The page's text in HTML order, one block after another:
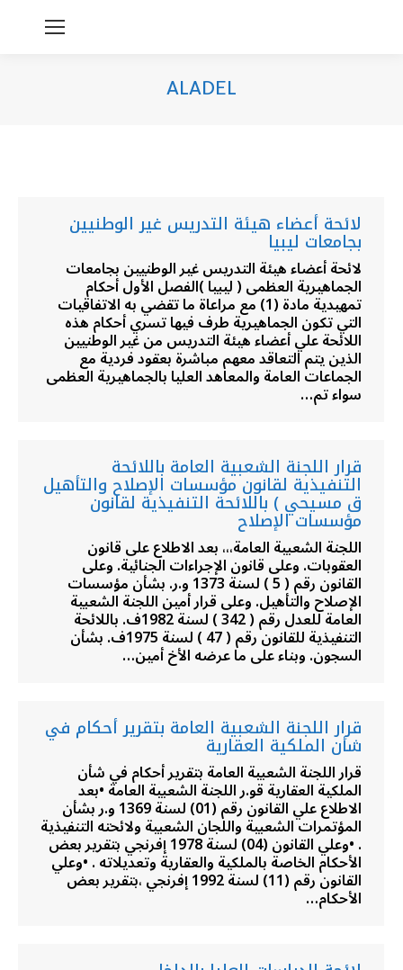
ALADEL
لائحة أعضاء هيئة التدريس غير الوطنيين
بجامعات ليبيا
لائحة أعضاء هيئة التدريس غير الوطنيين بجامعات
الجماهيرية العظمى ( ليبيا )الفصل الأول أحكام
تمهيدية مادة (1) مع مراعاة ما تقضي به الاتفاقيات
التي تكون الجماهيرية طرف فيها تسري أحكام هذه
اللائحة علي أعضاء هيئة التدريس من غير الوطنيين
الذين يتم التعاقد معهم مباشرة بعقود فردية مع
الجماعات العامة والمعاهد العليا بالجماهيرية العظمى
سواء تم…
قرار اللجنة الشعبية العامة باللائحة
التنفيذية لقانون مؤسسات الإصلاح والتأهيل
ق مسيحي ) باللائحة التنفيذية لقانون
مؤسسات الإصلاح
اللجنة الشعبية العامة،،، بعد الاطلاع على قانون
العقوبات. وعلى قانون الإجراءات الجنائية. وعلى
القانون رقم ( 5 ) لسنة 1373 و.ر. بشأن مؤسسات
الإصلاح والتأهيل. وعلى قرار أمين اللجنة الشعبية
العامة للعدل رقم ( 342 ) لسنة 1982ف. باللائحة
التنفيذية للقانون رقم ( 47 ) لسنة 1975ف. بشأن
السجون. وبناء على ما عرضه الأخ أمين…
قرار اللجنة الشعبية العامة بتقرير أحكام في
شأن الملكية العقارية
قرار اللجنة الشعبية العامة بتقرير أحكام في شأن
الملكية العقارية قو.ر اللجنة الشعبية العامة •بعد
الاطلاع علي القانون رقم (01) لسنة 1369 و.ر بشأن
المؤتمرات الشعبية واللجان الشعبية ولائحته التنفيذية
. •وعلي القانون (04) لسنة 1978 إفرنجي بتقرير بعض
الأحكام الخاصة بالملكية والعقارية وتعديلاته . •وعلي
القانون رقم (11) لسنة 1992 إفرنجي ،بتقرير بعض
الأحكام…